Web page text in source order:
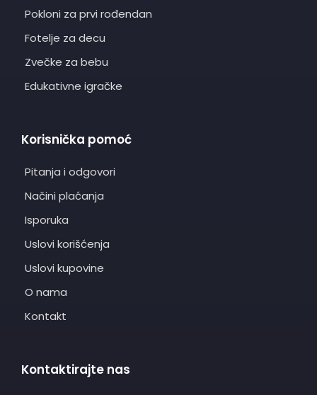
Pokloni za prvi rođendan
Fotelje za decu
Zvečke za bebu
Edukativne igračke
Korisnička pomoć
Pitanja i odgovori
Načini plaćanja
Isporuka
Uslovi korišćenja
Uslovi kupovine
O nama
Kontakt
Kontaktirajte nas